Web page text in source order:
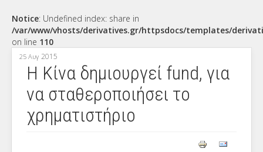
Notice: Undefined index: share in
/var/www/vhosts/derivatives.gr/httpsdocs/templates/
on line 110
25 Αυγ 2015
Η Κίνα δημιουργεί fund, για
να σταθεροποιήσει το
χρηματιστήριο